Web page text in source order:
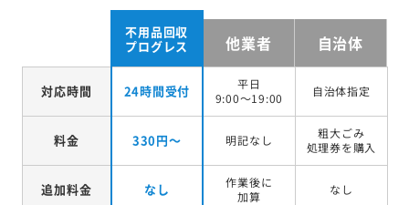
不用品回収
プログレス
他業者 自治体
対応時間 24時間受付
平日
9:00～19:00
自治体指定
料金 330円～ 明記なし
粗大ごみ
処理券を購入
追加料金 なし
作業後に
加算
なし